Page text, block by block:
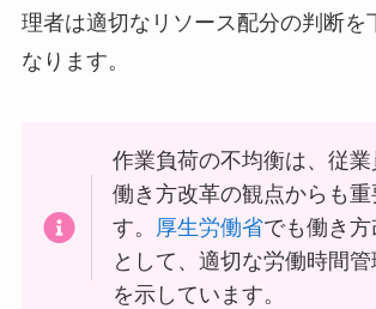
理者は適切なリソース配分の判断を
なります。
作業負荷の不均衡は、従
働き方改革の観点からも
す。 厚生労働省でも働き
として、適切な労働時間
を示しています。